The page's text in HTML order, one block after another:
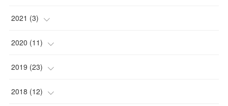
(3
( 2)
(6)
( 2)
(1
2021 (3)
( 1)
(1)
(1)
2020 (11)
(1)
(1)
2019 (23)
(2)
2018 (12)